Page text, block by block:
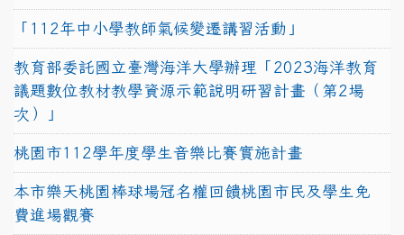
「112年中小學教師氣候變遷講習活動」
教育部委託國立臺灣海洋大學辦理「2023海洋教育
議題數位教材教學資源示範說明研習計畫（第2場
次）」
桃園市112學年度學生音樂比賽實施計畫
本市樂天桃園棒球場冠名權回饋桃園市民及學生免
費進場觀賽